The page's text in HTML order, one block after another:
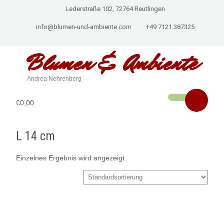
Lederstraße 102, 72764 Reutlingen
info@blumen-und-ambiente.com +49 7121 387325
Blumen & Ambiente
Andrea Nehrenberg
€0,00
L 14 cm
Einzelnes Ergebnis wird angezeigt